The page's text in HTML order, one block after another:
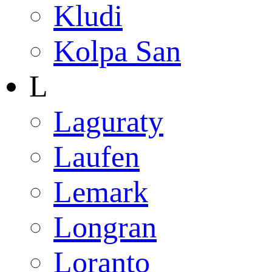
Kludi
Kolpa San
L
Laguraty
Laufen
Lemark
Longran
Loranto